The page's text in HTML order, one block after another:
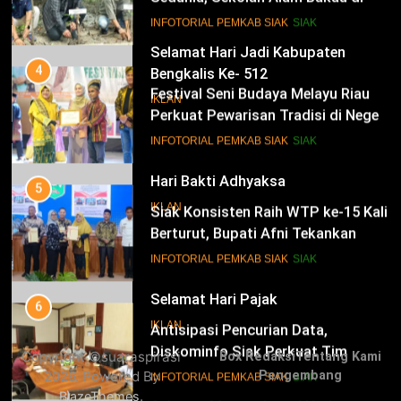
14
Selamat Hari Jadi Kabupaten
Bengkalis Ke- 512
IKLAN
15
Hari Bakti Adhyaksa
IKLAN
16
Selamat Hari Pajak
IKLAN
17
Istana
INFOTORIAL PEMKAB SIAK SIAK
5
Siak Konsisten Raih WTP ke-15 Kali
Berturut, Bupati Afni Tekankan
Penguatan Tata Kelola Keuangan
INFOTORIAL PEMKAB SIAK SIAK
6
Antisipasi Pencurian Data,
Diskominfo Siak Perkuat Tim
Tanggap Insiden Siber Mendukung
INFOTORIAL PEMKAB SIAK SIAK
7
Safari Ramadan di Pedalaman
Kecamatan Sungai Mandau, Bupati
Siak Jemput Aspirasi Warga
INFOTORIAL PEMKAB SIAK
Copyright ©suaraspirasi
2026. Powered By
BlazeThemes.
Box RedaksiTentang Kami
Pengembang